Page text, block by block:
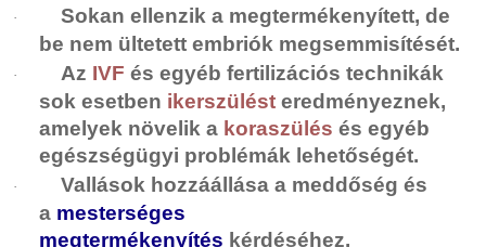
·
Sokan ellenzik a megtermékenyített, de
be nem ültetett embriók megsemmisítését.
· Az IVF és egyéb fertilizációs technikák
sok esetben ikerszülést eredményeznek,
amelyek növelik a koraszülés és egyéb
egészségügyi problémák lehetőségét.
·
Vallások hozzáállása a meddőség és
a mesterséges
megtermékenyítés kérdéséhez.